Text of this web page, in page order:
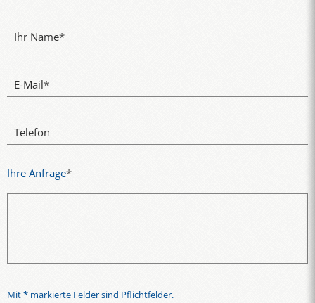
Ihr Name*
E-Mail*
Telefon
Ihre Anfrage*
Mit * markierte Felder sind Pflichtfelder.